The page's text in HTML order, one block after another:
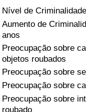
Nível de Criminalidade
Aumento de
anos
Preocupação sobre
objetos roubados
Preocupação sobre
Preocupação sobre
Preocupação sobre
roubado
Indicador de Crime
Índice de
Saúde
Indicador de Saúde